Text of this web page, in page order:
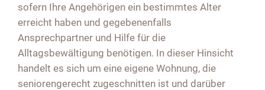
sofern Ihre Angehörigen ein bestimmtes Alter
erreicht haben und gegebenenfalls
Ansprechpartner und Hilfe für die
Alltagsbewältigung benötigen. In dieser Hinsicht
handelt es sich um eine eigene Wohnung, die
seniorengerecht zugeschnitten ist und darüber